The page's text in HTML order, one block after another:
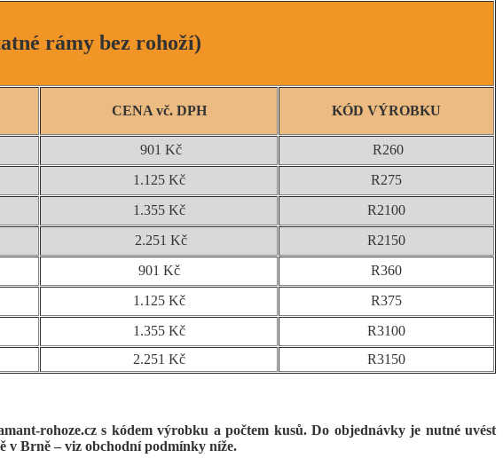
rámy bez rohoží)
CENA vč. DPH KÓD VÝROBKU
901 Kč
R260
1.125 Kč
R275
1.355 Kč
R2100
2.251 Kč R2150
901 Kč
R360
1.125 Kč
R375
1.355 Kč
R3100
2.251 Kč R3150
rohoze.cz s kódem výrobku a počtem kusů.Do objednávky je nutné uvést
v Brně – viz obchodní podmínky níže.